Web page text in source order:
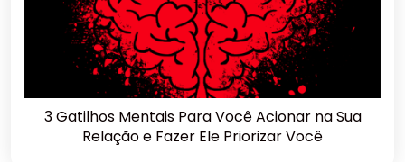
3 Gatilhos Mentais Para Você Acionar na Sua
Relação e Fazer Ele Priorizar Você